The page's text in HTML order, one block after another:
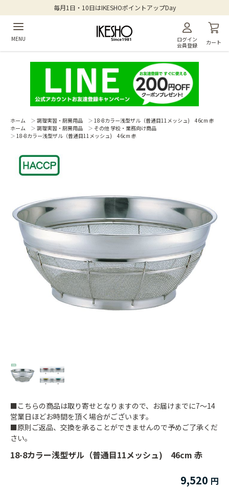
毎月1日・10日はIKESHOポイントアップDay
MENU
ログイン
会員登録
カート
ホーム ＞ 調理実習・厨房用品 ＞ 18-8カラー浅型ザル（普通目11メッシュ) 46cm 赤
ホーム
＞ 調理実習・厨房用品 ＞ その他 学校・業務向け商品
＞ 18-8カラー浅型ザル（普通目11メッシュ) 46cm 赤
18-8カラー浅型ザル（普通目11メッシュ) 46cm 赤
9,520
■こちらの商品は取り寄せとなりますので、お届けまでに7～14
営業日ほどお時間を頂く場合がございます。
■原則ご返品、交換を承ることができませんので予めご了承くだ
さい。